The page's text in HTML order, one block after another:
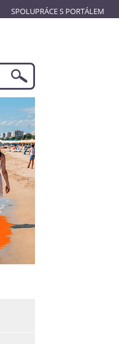
SPOLUPRÁCE S PORTÁLEM